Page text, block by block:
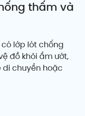
thấm và
lớp lót chống
đồ khỏi ẩm ướt,
di chuyển hoặc